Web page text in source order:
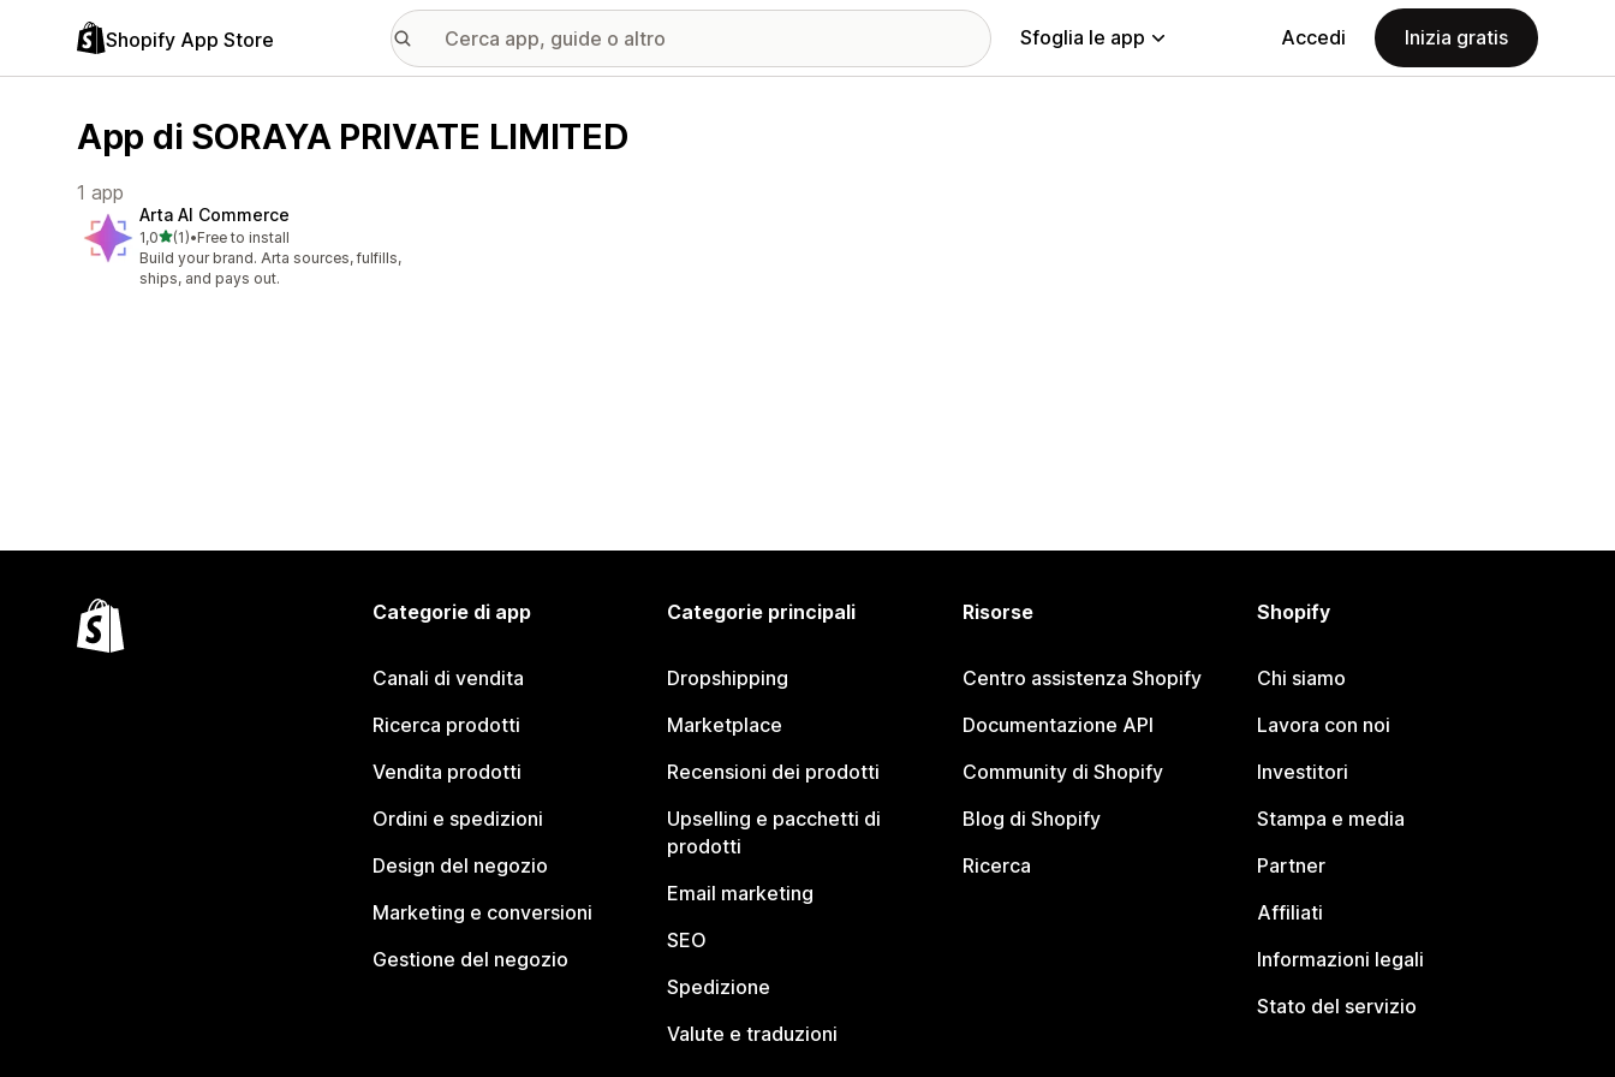
Shopify App Store Sfoglia le app Accedi Inizia gratis
App di SORAYA PRIVATE LIMITED
1 app
Arta AI Commerce
1,0stelle su 5
(1)
1 recensioni totali
•Free to install
Build your brand. Arta sources, fulfills,
ships, and pays out.
Categorie di app
Canali di vendita
Ricerca prodotti
Vendita prodotti
Ordini e spedizioni
Design del negozio
Marketing e conversioni
Gestione del negozio
Categorie principali
Dropshipping
Marketplace
Recensioni dei prodotti
Upselling e pacchetti di
prodotti
Email marketing
SEO
Spedizione
Valute e traduzioni
Risorse
Centro assistenza Shopify
Documentazione API
Community di Shopify
Blog di Shopify
Ricerca
Shopify
Chi siamo
Lavora con noi
Investitori
Stampa e media
Partner
Affiliati
Informazioni legali
Stato del servizio